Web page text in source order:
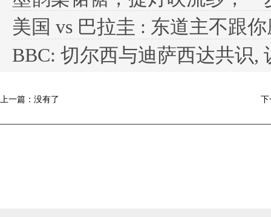
美国 vs 巴拉圭 : 东道主不跟
BBC: 切尔西与迪萨西达共识,
上一篇：没有了 下